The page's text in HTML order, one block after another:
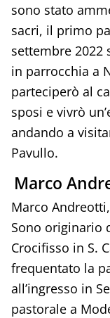
sono stato
sacri, il primo
settembre 2022
in parrocchia a
parteciperò al
sposi e vivrò
andando a
Pavullo.
Marco
Marco
Sono originario
Crocifisso in S.
frequentato la
all’ingresso in
pastorale a